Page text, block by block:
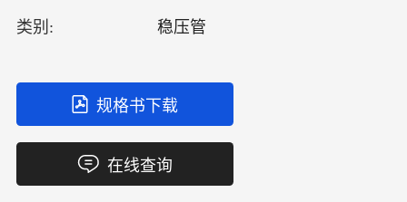
类别: 稳压管
规格书下载
在线查询